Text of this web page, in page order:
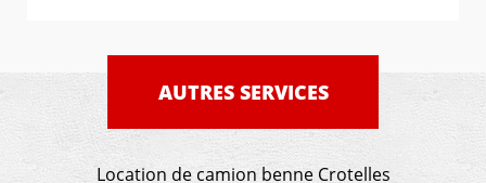
AUTRES SERVICES
Location de camion benne Crotelles